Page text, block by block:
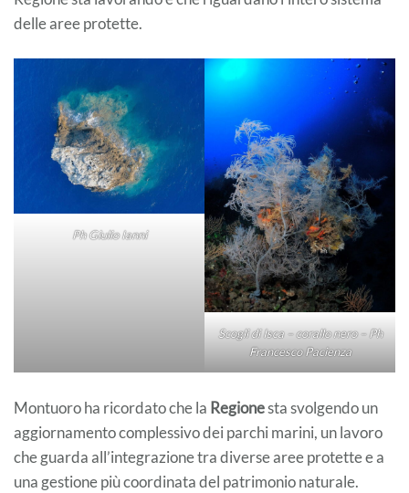
delle aree protette.
Ph Giulio Ianni
Scogli di Isca – corallo nero – Ph
Francesco Pacienza
Montuoro ha ricordato che la Regionesta svolgendo un
aggiornamento complessivo dei parchi marini, un lavoro
che guarda all’integrazione tra diverse aree protette e a
una gestione più coordinata del patrimonio naturale.